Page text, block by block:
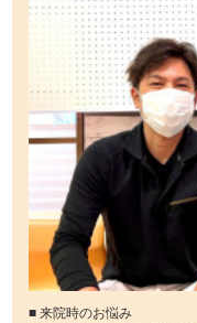
■ 来院時のお悩み